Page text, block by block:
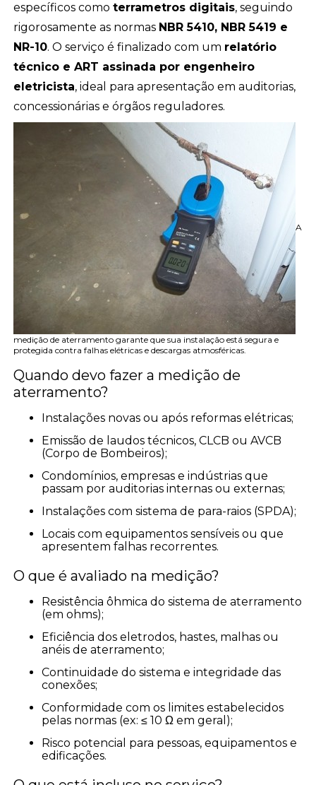
específicos comoterrametros digitais, seguindo
rigorosamente as normas NBR 5410, NBR 5419 e
NR-10. O serviço é finalizado com um relatório
técnico e ART assinada por engenheiro
eletricista, ideal para apresentação em auditorias,
concessionárias e órgãos reguladores.
A
medição de aterramento garante que sua instalação está segura e
protegida contra falhas elétricas e descargas atmosféricas.
Quando devo fazer a medição de
aterramento?
Instalações novas ou após reformas elétricas;
Emissão de laudos técnicos, CLCB ou AVCB
(Corpo de Bombeiros);
Condomínios, empresas e indústrias que
passam por auditorias internas ou externas;
Instalações com sistema de para-raios (SPDA);
Locais com equipamentos sensíveis ou que
apresentem falhas recorrentes.
O que é avaliado na medição?
Resistência ôhmica do sistema de aterramento
(em ohms);
Eficiência dos eletrodos, hastes, malhas ou
anéis de aterramento;
Continuidade do sistema e integridade das
conexões;
Conformidade com os limites estabelecidos
pelas normas (ex: ≤ 10 Ω em geral);
Risco potencial para pessoas, equipamentos e
edificações.